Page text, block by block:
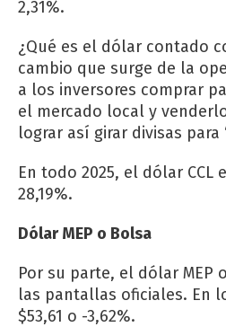
2,31%.
¿Qué es el dólar contado
cambio que surge de la
a los inversores comprar
el mercado local y
lograr así girar divisas para
En todo 2025, el dólar CCL
28,19%.
Dólar MEP o Bolsa
Por su parte, el dólar MEP
las pantallas oficiales. En
$53,61 o -3,62%.